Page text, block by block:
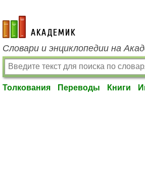
academic.ru
Словари и энциклопедии на
Толкования Переводы Книги